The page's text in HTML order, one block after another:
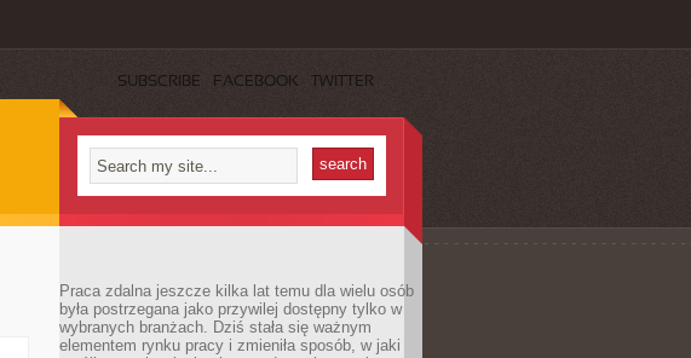
SUBSCRIBE FACEBOOK TWITTER
Praca zdalna jeszcze kilka lat temu dla wielu osób
była postrzegana jako przywilej dostępny tylko w
wybranych branżach. Dziś stała się ważnym
elementem rynku pracy i zmieniła sposób, w jaki